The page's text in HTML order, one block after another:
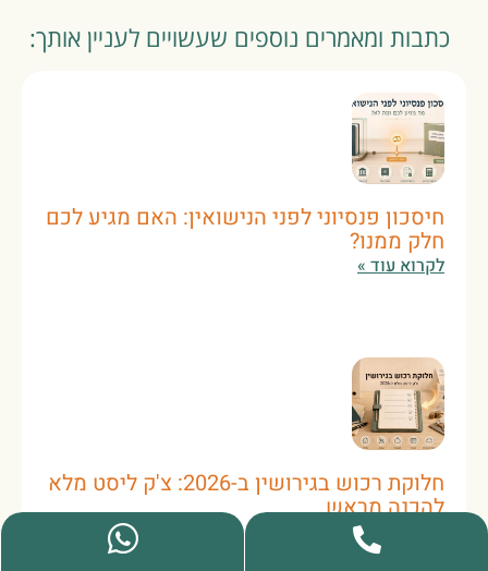
כתבות ומאמרים נוספים שעשויים לעניין אותך:
חיסכון פנסיוני לפני הנישואין: האם מגיע לכם
חלק ממנו?
לקרוא עוד »
חלוקת רכוש בגירושין ב-2026: צ'ק ליסט מלא
להכנה מראש
לקרוא עוד »